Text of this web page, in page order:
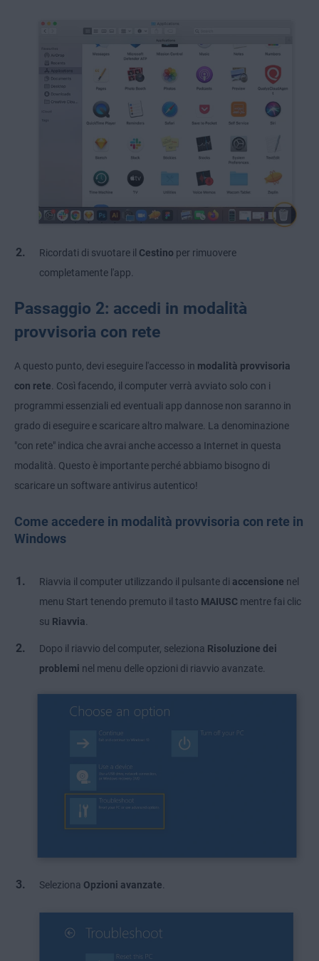
Ricordati di svuotare il Cestino per rimuovere
completamente l'app.
Passaggio 2: accedi in modalità
provvisoria con rete
A questo punto, devi eseguire l'accesso in modalità provvisoria
con rete . Così facendo, il computer verrà avviato solo con i
programmi essenziali ed eventuali app dannose non saranno in
grado di eseguire e scaricare altro malware. La denominazione
"con rete" indica che avrai anche accesso a Internet in questa
modalità. Questo è importante perché abbiamo bisogno di
scaricare un software antivirus autentico!
Come accedere in modalità provvisoria con rete in
Windows
Riavvia il computer utilizzando il pulsante di accensione nel
menu Start tenendo premuto il tasto MAIUSC mentre fai clic
su Riavvia
Dopo il riavvio del computer, seleziona Risoluzione dei
problemi nel menu delle opzioni di riavvio avanzate.
Seleziona Opzioni avanzate